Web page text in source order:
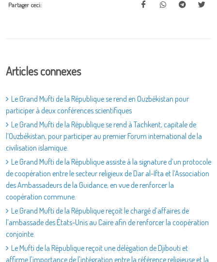
Partager ceci:
Articles connexes
Le Grand Mufti de la République se rend en Ouzbékistan pour
participer à deux conférences scientifiques
Le Grand Mufti de la République se rend à Tachkent, capitale de
l’Ouzbékistan, pour participer au premier Forum international de la
civilisation islamique.
Le Grand Mufti de la République assiste à la signature d’un protocole
de coopération entre le secteur religieux de Dar al-Ifta et l’Association
des Ambassadeurs de la Guidance, en vue de renforcer la
coopération commune.
Le Grand Mufti de la République reçoit le chargé d’affaires de
l’ambassade des États-Unis au Caire afin de renforcer la coopération
conjointe.
Le Mufti de la République reçoit une délégation de Djibouti et
affirme l'importance de l'intégration entre la référence religieuse et la